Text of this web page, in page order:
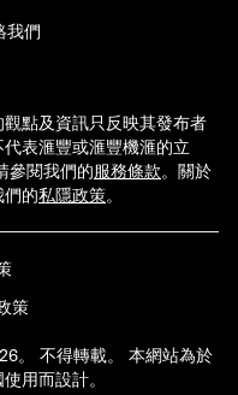
我們
點及資訊只反映其發布者
表滙豐或滙豐機滙的立
參閱我們的服務條款。 關於
的私隱政策。
策
。 不得轉載。 本網站為於
用而設計。